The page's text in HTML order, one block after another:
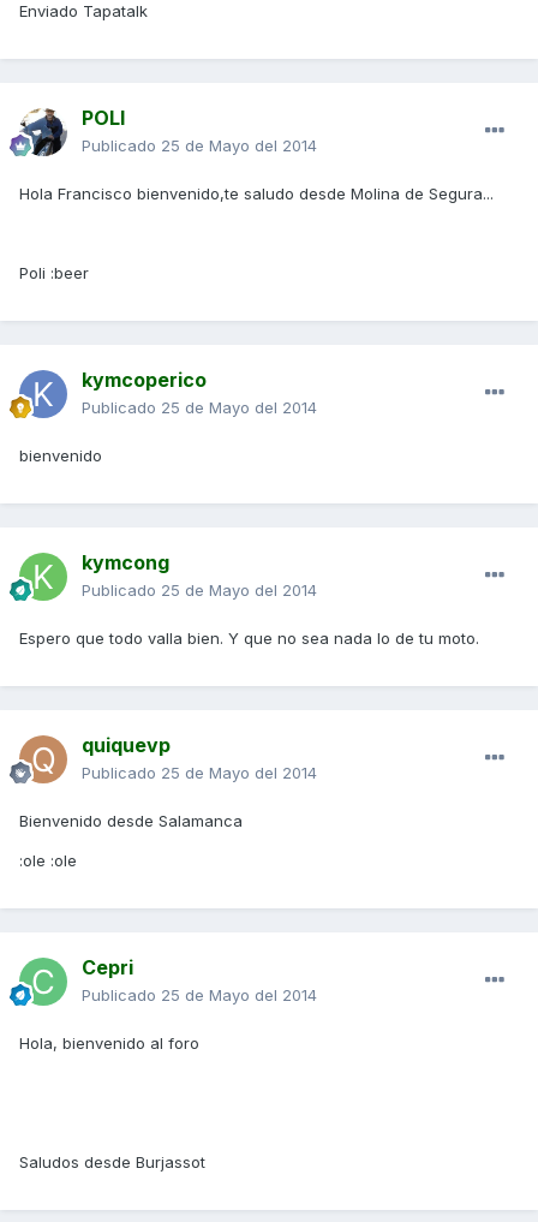
Enviado Tapatalk
POLI
Publicado 25 de Mayo del 2014
Hola Francisco bienvenido,te saludo desde Molina de Segura...
Poli :beer
kymcoperico
Publicado 25 de Mayo del 2014
bienvenido
kymcong
Publicado 25 de Mayo del 2014
Espero que todo valla bien. Y que no sea nada lo de tu moto.
quiquevp
Publicado 25 de Mayo del 2014
Bienvenido desde Salamanca
:ole :ole
Cepri
Publicado 25 de Mayo del 2014
Hola, bienvenido al foro
Saludos desde Burjassot